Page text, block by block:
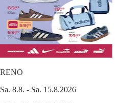
RENO
Sa. 8.8. - Sa. 15.8.2026